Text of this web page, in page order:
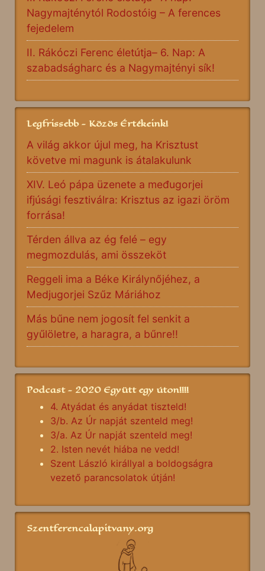
Nagymajténytól Rodostóig – A ferences
fejedelem
II. Rákóczi Ferenc életútja– 6. Nap: A
szabadságharc és a Nagymajtényi sík!
Legfrissebb - Közös Értékeink!
A világ akkor újul meg, ha Krisztust
követve mi magunk is átalakulunk
XIV. Leó pápa üzenete a međugorjei
ifjúsági fesztiválra: Krisztus az igazi öröm
forrása!
Térden állva az ég felé – egy
megmozdulás, ami összeköt
Reggeli ima a Béke Királynőjéhez, a
Medjugorjei Szűz Máriához
Más bűne nem jogosít fel senkit a
gyűlöletre, a haragra, a bűnre!!
Podcast - 2020 Együtt egy úton!!!!
4. Atyádat és anyádat tiszteld!
3/b. Az Úr napját szenteld meg!
3/a. Az Úr napját szenteld meg!
2. Isten nevét hiába ne vedd!
Szent László királlyal a boldogságra
vezető parancsolatok útján!
Szentferencalapitvany.org